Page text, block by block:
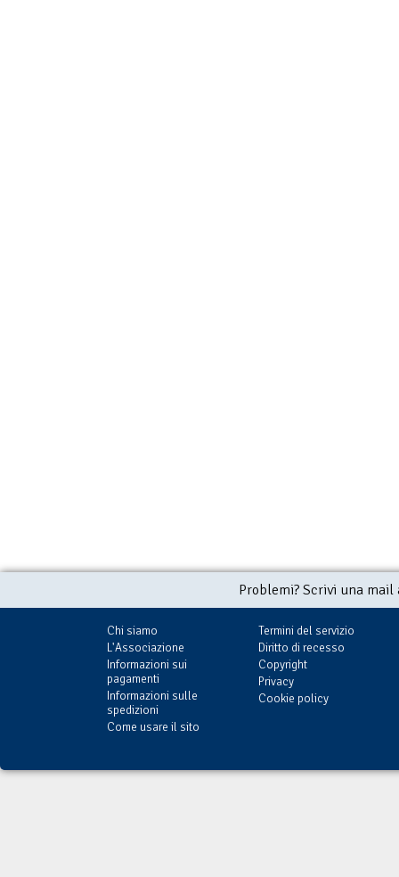
Problemi? Scrivi una
Chi siamo
L'Associazione
Informazioni sui
pagamenti
Informazioni sulle
spedizioni
Come usare il sito
Termini del servizio
Diritto di recesso
Copyright
Privacy
Cookie policy